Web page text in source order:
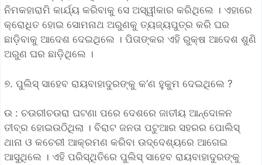
ନିମକହାରାମି କାର୍ଯ୍ୟ କରିବାକୁ ସେ ଅସ୍ୱୀକାର କରିଥିଲେ । ଏହାରେ
କ୍ରୋଧିତ ହୋଇ ସୋମନାଥ ଅରୁଣକୁ ତ୍ୟଜ୍ୟପୁତ୍ର କରି ଘର
ଛାଡ଼ିବାକୁ ଆଦେଶ ଦେଇଥିଲେ । ପିତାଙ୍କର ଏହି ରୁକ୍ଷ ଆଦେଶ ଶୁଣି
ଅରୁଣ ଘର ଛାଡ଼ିଥିଲେ ।
୭. ପୁଲିସ୍ ସାହେବ ରାୟବାହାଦୁରଙ୍କୁ କ’ଣ ହୁକୁମ ଦେଇଥିଲେ ?
ଉ : ଚଉରୀଚଉରା ଘଟଣା ପରେ ଦେଶରେ ଜାତୀୟ ଆନ୍ଦୋଳନ
ତୀବ୍ର ହୋଇଉଠିଥିଲା । ବିରାଟ ଜନତା ପଟୁଆର ସହରର ପୋଲିସ୍
ଥାନା ଓ କଚେରୀ ଆକ୍ରମଣ କରିବା ଉଦ୍ଦେଶ୍ୟରେ ଆଗେଇ
ଆସୁଥିଲେ । ଏହି ପରିସ୍ଥିତିରେ ପୁଲିସ୍ ସାହେବ ରାୟବାହାଦୁରଙ୍କୁ